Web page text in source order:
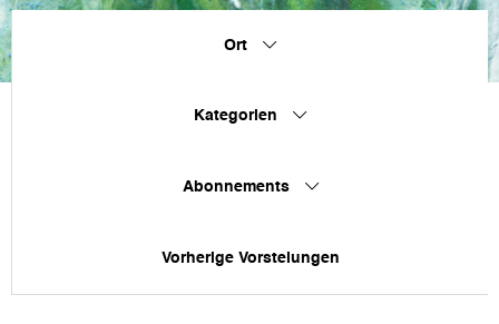
Ort
Kategorien
Abonnements
Vorherige Vorstelungen